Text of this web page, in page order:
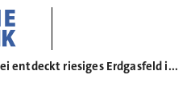
Türkei entdeckt riesiges Erdgasfeld im Schwarzen Meer